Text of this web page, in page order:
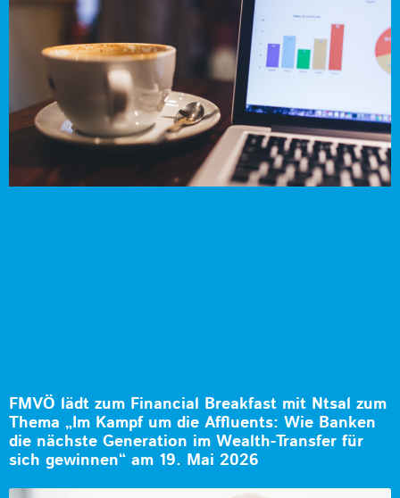
FMVÖ lädt zum Financial Breakfast mit Ntsal zum
Thema „Im Kampf um die Affluents: Wie Banken
die nächste Generation im Wealth-Transfer für
sich gewinnen“ am 19. Mai 2026